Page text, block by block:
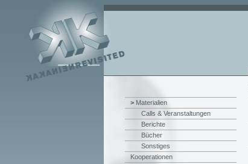
> Materialien
Calls & Veranstaltungen
Berichte
Bücher
Sonstiges
Kooperationen